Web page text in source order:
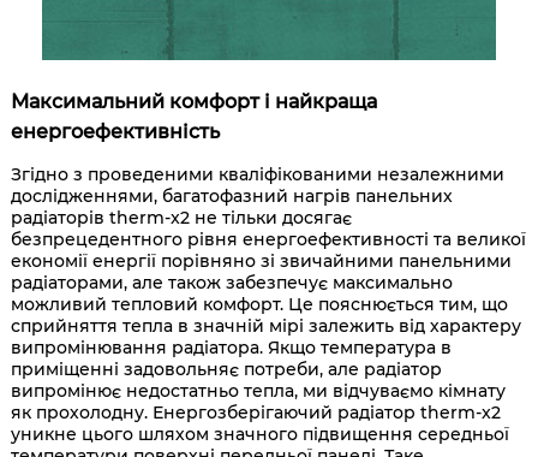
Максимальний комфорт і найкраща
енергоефективність
Згідно з проведеними кваліфікованими незалежними
дослідженнями, багатофазний нагрів панельних
радіаторів therm-x2 не тільки досягає
безпрецедентного рівня енергоефективності та великої
економії енергії порівняно зі звичайними панельними
радіаторами, але також забезпечує максимально
можливий тепловий комфорт. Це пояснюється тим, що
сприйняття тепла в значній мірі залежить від характеру
випромінювання радіатора. Якщо температура в
приміщенні задовольняє потреби, але радіатор
випромінює недостатньо тепла, ми відчуваємо кімнату
як прохолодну. Енергозберігаючий радіатор therm-x2
уникне цього шляхом значного підвищення середньої